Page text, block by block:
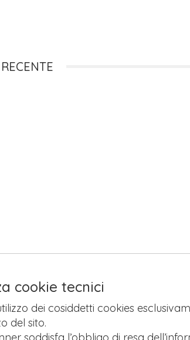
cookie tecnici
dei cosiddetti cookies
del sito.
soddisfa l’obbligo di resa